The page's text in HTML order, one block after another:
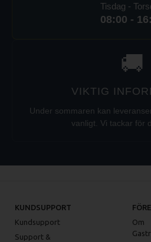
Tisdag -
08:00 -
🚚
VIKTIG
Under sommaren kan
vanligt. Vi tackar för
KUNDSUPPORT
Kundsupport
Support &
Om